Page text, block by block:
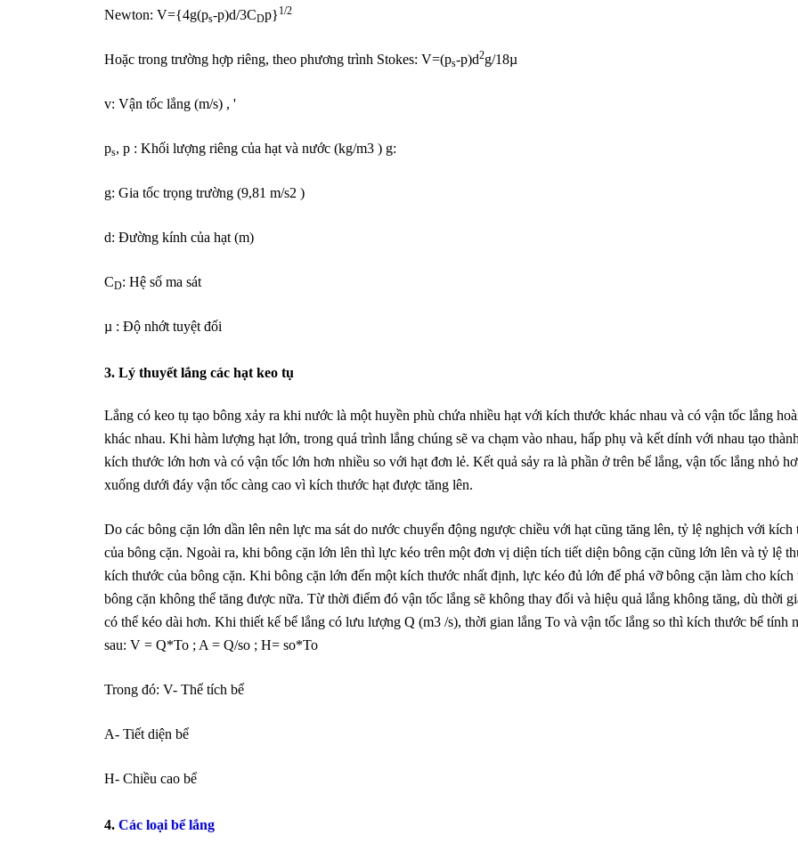
Newton: V={4g(ps-p)d/3CDp}1/2
Hoặc trong trường hợp riêng, theo phương trình Stokes: V=(ps-p)d2g/18µ
v: Vận tốc lắng (m/s) , '
ps, p : Khối lượng riêng của hạt và nước (kg/m3 ) g:
g: Gia tốc trọng trường (9,81 m/s2 )
d: Đường kính của hạt (m)
CD: Hệ số ma sát
µ : Độ nhớt tuyệt đối
3. Lý thuyết lắng các hạt keo tụ
Lắng có keo tụ tạo bông xảy ra khi nước là một huyền phù chứa nhiều hạt với kích thước khác nhau và có vận tốc lắng
khác nhau. Khi hàm lượng hạt lớn, trong quá trình lắng chúng sẽ va chạm vào nhau, hấp phụ và kết dính với nhau tạo
kích thước lớn hơn và có vận tốc lớn hơn nhiều so với hạt đơn lẻ. Kết quả sảy ra là phần ở trên bể lắng, vận tốc lắng nhỏ
xuống dưới đáy vận tốc càng cao vì kích thước hạt được tăng lên.
Do các bông cặn lớn dần lên nên lực ma sát do nước chuyển động ngược chiều với hạt cũng tăng lên, tỷ lệ nghịch với kích
của bông cặn. Ngoài ra, khi bông cặn lớn lên thì lực kéo trên một đơn vị diện tích tiết diện bông cặn cũng lớn lên và tỷ lệ
kích thước của bông cặn. Khi bông cặn lớn đến một kích thước nhất định, lực kéo đủ lớn để phá vỡ bông cặn làm cho kích
bông cặn không thể tăng được nữa. Từ thời điểm đó vận tốc lắng sẽ không thay đổi và hiệu quả lắng không tăng, dù thời
có thể kéo dài hơn. Khi thiết kế bể lắng có lưu lượng Q (m3 /s), thời gian lắng To và vận tốc lắng so thì kích thước bể tính
sau: V = Q*To ; A = Q/so ; H= so*To
Trong đó: V- Thể tích bể
A- Tiết diện bể
H- Chiều cao bể
4. Các loại bể lắng